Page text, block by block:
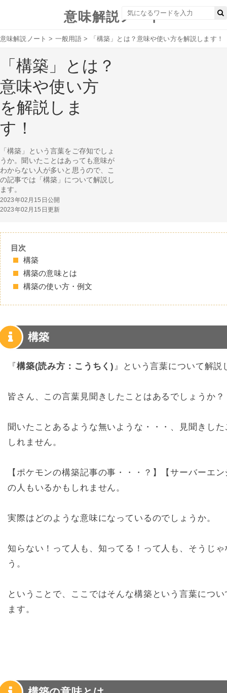
意味解説ノート
意味解説ノート > 一般用語 > 「構築」とは？意味や使い方を解説します！
「構築」とは？
意味や使い方
を解説しま
す！
「構築」という言葉をご存知でしょ
うか。聞いたことはあっても意味が
わからない人が多いと思うので、こ
の記事では「構築」について解説し
ます。
2023年02月15日公開
2023年02月15日更新
目次
構築
構築の意味とは
構築の使い方・例文
構築
『構築(読み方：こうちく) 』という言葉について解説
皆さん、この言葉見聞きしたことはあるでしょうか？
聞いたことあるような無いような・・・、見聞きし
しれません。
【ポケモンの構築記事の事・・・？】【サーバーエ
の人もいるかもしれません。
実際はどのような意味になっているのでしょうか。
知らない！って人も、知ってる！って人も、そうじ
う。
ということで、ここではそんな構築という言葉につ
ます。